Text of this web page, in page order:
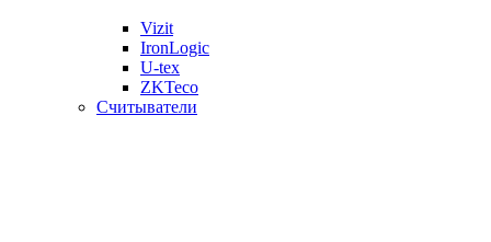
Vizit
IronLogic
U-tex
ZKTeco
Считыватели